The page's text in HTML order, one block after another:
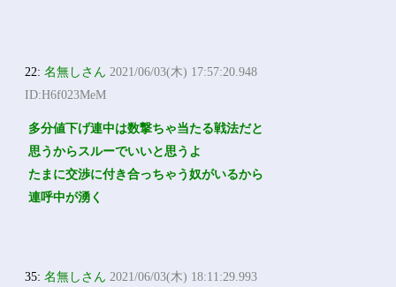
22:名無しさん 2021/06/03(木) 17:57:20.948
ID:H6f023MeM
多分値下げ連中は数撃ちゃ当たる戦法だと
思うからスルーでいいと思うよ
たまに交渉に付き合っちゃう奴がいるから
連呼中が湧く
35:名無しさん 2021/06/03(木) 18:11:29.993